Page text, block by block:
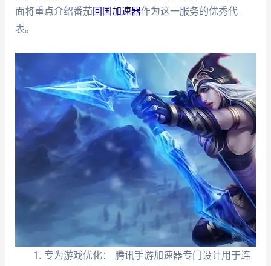
面将重点介绍番茄回国加速器作为这一服务的优秀代
表。
专为游戏优化： 腾讯手游加速器专门设计用于连